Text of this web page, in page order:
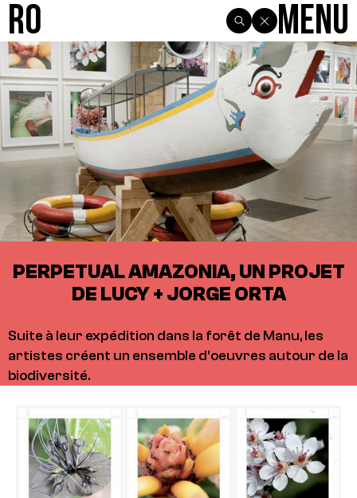
R0 Menu
PERPETUAL AMAZONIA, UN PROJET
DE LUCY + JORGE ORTA
Suite à leur expédition dans la forêt de Manu, les
artistes créent un ensemble d'oeuvres autour de la
biodiversité.